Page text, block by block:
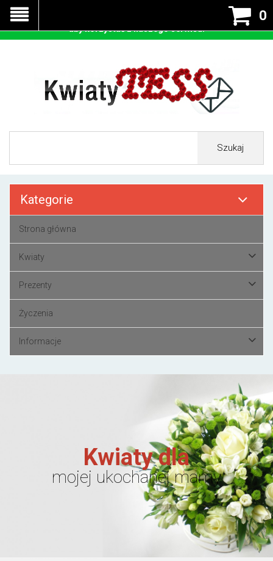
0
Szukaj
Kategorie
Strona główna
Kwiaty
Prezenty
Życzenia
Informacje
Kwiaty dla
mojej ukochanej mamy
Nasza strona korzysta z cookies - czyli tzw ciastek w celu
prawidłowego działania. Zaakceptuj przyjmowanie cookies
aby korzystać z naszego serwisu.